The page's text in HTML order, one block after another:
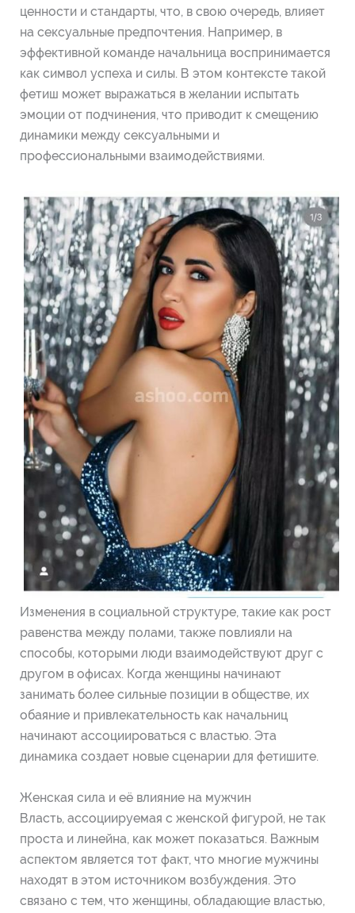
ценности и стандарты, что, в свою очередь, влияет
на сексуальные предпочтения. Например, в
эффективной команде начальница воспринимается
как символ успеха и силы. В этом контексте такой
фетиш может выражаться в желании испытать
эмоции от подчинения, что приводит к смещению
динамики между сексуальными и
профессиональными взаимодействиями.
Изменения в социальной структуре, такие как рост
равенства между полами, также повлияли на
способы, которыми люди взаимодействуют друг с
другом в офисах. Когда женщины начинают
занимать более сильные позиции в обществе, их
обаяние и привлекательность как начальниц
начинают ассоциироваться с властью. Эта
динамика создает новые сценарии для фетишите.
Женская сила и её влияние на мужчин
Власть, ассоциируемая с женской фигурой, не так
проста и линейна, как может показаться. Важным
аспектом является тот факт, что многие мужчины
находят в этом источником возбуждения. Это
связано с тем, что женщины, обладающие властью,